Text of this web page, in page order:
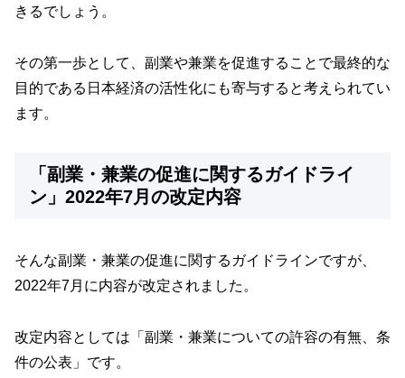
きるでしょう。
その第一歩として、副業や兼業を促進することで最終的な
目的である日本経済の活性化にも寄与すると考えられてい
ます。
「副業・兼業の促進に関するガイドライ
ン」2022年7月の改定内容
そんな副業・兼業の促進に関するガイドラインですが、
2022年7月に内容が改定されました。
改定内容としては「副業・兼業についての許容の有無、条
件の公表」です。